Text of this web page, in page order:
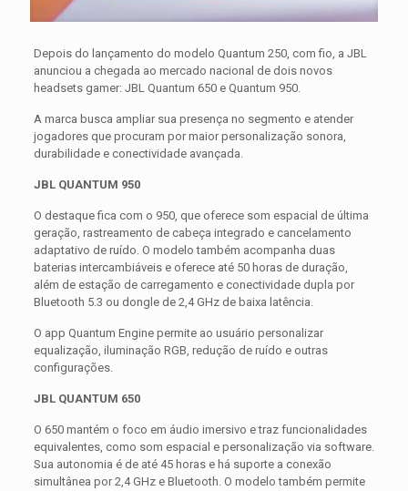
Depois do lançamento do modelo Quantum 250, com fio, a JBL
anunciou a chegada ao mercado nacional de dois novos
headsets gamer: JBL Quantum 650 e Quantum 950.
A marca busca ampliar sua presença no segmento e atender
jogadores que procuram por maior personalização sonora,
durabilidade e conectividade avançada.
JBL QUANTUM 950
O destaque fica com o 950, que oferece som espacial de última
geração, rastreamento de cabeça integrado e cancelamento
adaptativo de ruído. O modelo também acompanha duas
baterias intercambiáveis e oferece até 50 horas de duração,
além de estação de carregamento e conectividade dupla por
Bluetooth 5.3 ou dongle de 2,4 GHz de baixa latência.
O app Quantum Engine permite ao usuário personalizar
equalização, iluminação RGB, redução de ruído e outras
configurações.
JBL QUANTUM 650
O 650 mantém o foco em áudio imersivo e traz funcionalidades
equivalentes, como som espacial e personalização via software.
Sua autonomia é de até 45 horas e há suporte a conexão
simultânea por 2,4 GHz e Bluetooth. O modelo também permite